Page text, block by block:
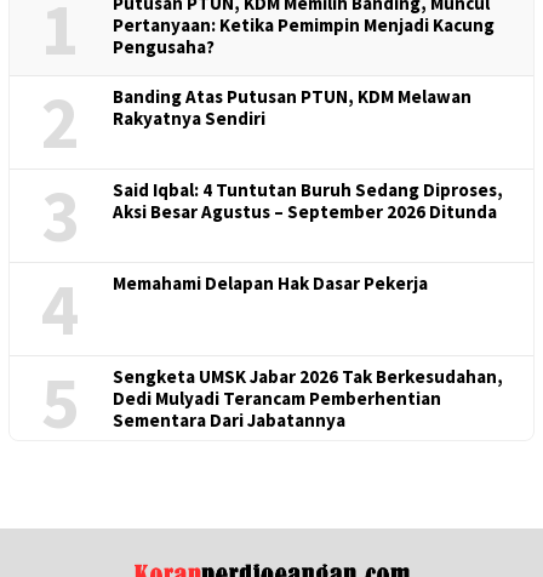
1
Pertanyaan: Ketika Pemimpin Menjadi Kacung
Pengusaha?
2
Banding Atas Putusan PTUN, KDM Melawan
Rakyatnya Sendiri
3
Said Iqbal: 4 Tuntutan Buruh Sedang Diproses,
Aksi Besar Agustus – September 2026 Ditunda
4 Memahami Delapan Hak Dasar Pekerja
5
Sengketa UMSK Jabar 2026 Tak Berkesudahan,
Dedi Mulyadi Terancam Pemberhentian
Sementara Dari Jabatannya